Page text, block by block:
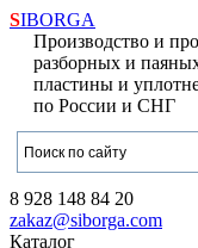
SIBORGA
Производство и
разборных и
пластины и
по России и СНГ
8 928 148 84 20
zakaz@siborga.com
Каталог